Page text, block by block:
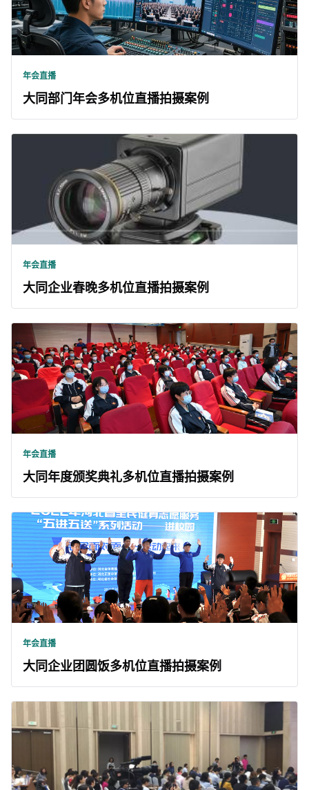
年会直播
大同部门年会多机位直播拍摄案例
年会直播
大同企业春晚多机位直播拍摄案例
年会直播
大同年度颁奖典礼多机位直播拍摄案例
年会直播
大同企业团圆饭多机位直播拍摄案例